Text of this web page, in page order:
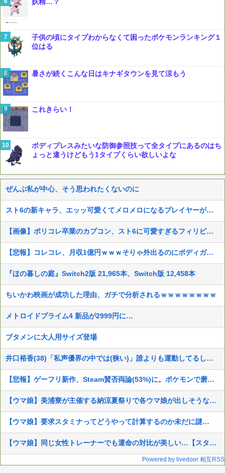
子供の頃にタイプわからなくて困ったポケモンランキング１
位はる
暑さが続くこんな日はキナギタウンを見て涼もう
これきらい！
ボディプレスみたいな防御参照技って全タイプにあるのはち
ょっと違うけどもう1タイプくらい欲しいよな
ぜんぶ私が中心、そう思われたくないのに
スト6の新キャラ、エッッ可愛くてメロメロになるプレイヤーが続出ｗｗ
【画像】ポリコレ卒業のカプコン、スト6に可愛すぎるフィリピン人キャラ実装！
【悲報】コレコレ、月収1億円ｗｗｗそりゃ外出るのにボディガードつけるわ…
『ほの暮しの庭』Switch2版 21,965本、Switch版 12,458本
ちいかわ映画が成功した理由、ガチで分析されるｗｗｗｗｗｗｗｗ
メトロイドプライム4 新品が2999円に…
ブタメンに大人用サイズ登場
井口裕香(38)「私声優界の中では(狭い)」誰よりも運動してるしお尻仕上がってると自負してます。負けないっ！」
【悲報】ゲーフリ新作、Steam賛否両論(53%)に。ポケモンで磨いた技術力…
【ウマ娘】美浦寮が主催する納涼夏祭りで各ウマ娘が出しそうな催し物
【ウマ娘】要求スタミナってどうやって計算するのか未だに謎…
【ウマ娘】同じ女性トレーナーでも運命の対比が美しい…【スタブロ第63話】
Powered by livedoor 相互RSS